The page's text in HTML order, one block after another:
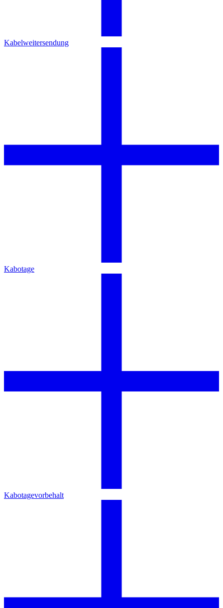
Kabelweitersendung
Kabotage
Kabotagevorbehalt